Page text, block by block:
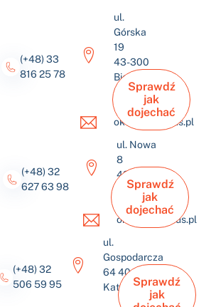
(+48) 33
816 25 78
ul.
Górska
19
43-300
Bielsko-
Biała
okulus@okulus.pl
Sprawdź
jak
dojechać
(+48) 32
627 63 98
ul. Nowa
8
43-600
Jaworzno
okulus@okulus.pl
Sprawdź
jak
dojechać
(+48) 32
506 59 95
ul.
Gospodarcza
64 40-432
KatowiceSprawdź
jak